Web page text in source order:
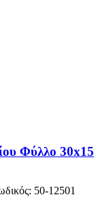
Φύλλο 30x15
50-12501